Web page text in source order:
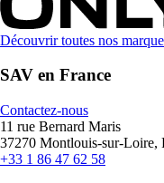
Découvrir toutes nos
SAV en France
Contactez-nous
11 rue Bernard Maris
37270 Montlouis-sur-Loire,
+33 1 86 47 62 58